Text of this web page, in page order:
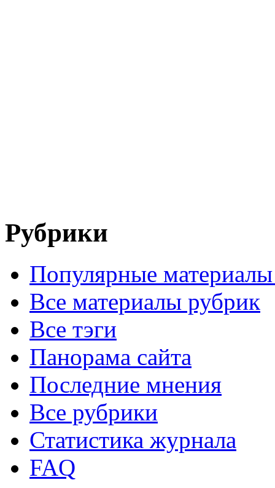
Рубрики
Популярные
Все материалы рубрик
Все тэги
Панорама сайта
Последние мнения
Все рубрики
Статистика журнала
FAQ